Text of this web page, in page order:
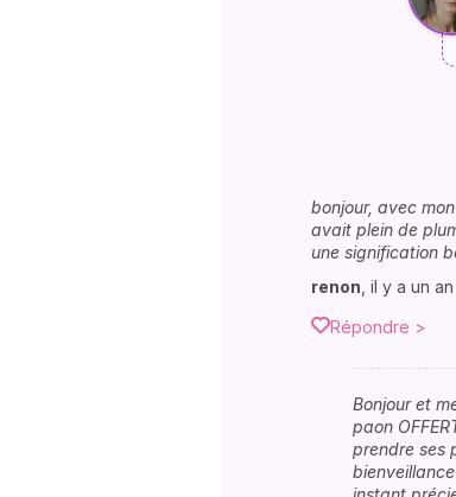
bonjour, avec
avait plein de
une signification
renon il y a un an
Répondre >
Bonjour et
paon
prendre ses